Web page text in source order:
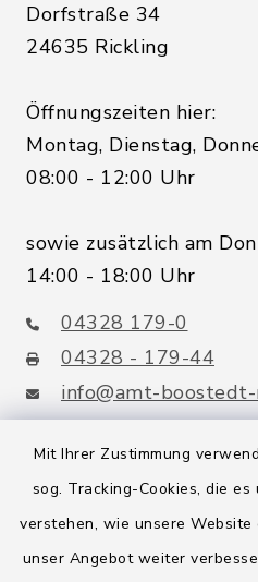
Mit Ihrer Zustimmung
sog. Tracking-Cookies, die
verstehen, wie unsere
unser Angebot weiter
Dorfstraße 34
24635 Rickling
Öffnungszeiten hier:
Montag, Dienstag,
08:00 - 12:00 Uhr
sowie zusätzlich am
14:00 - 18:00 Uhr
04328 179-0
04328 - 179-44
info@amt-
Quicklinks
Amt Boostedt-Rickling